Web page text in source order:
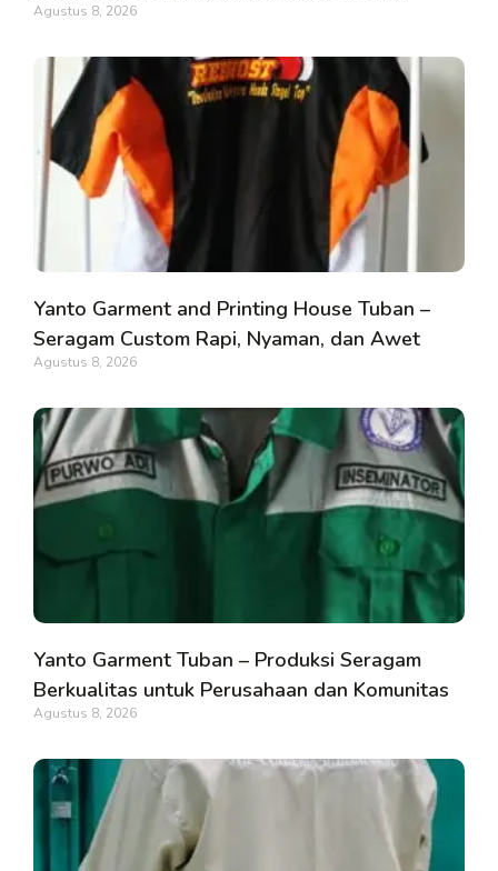
Agustus 8, 2026
Yanto Garment and Printing House Tuban –
Seragam Custom Rapi, Nyaman, dan Awet
Agustus 8, 2026
Yanto Garment Tuban – Produksi Seragam
Berkualitas untuk Perusahaan dan Komunitas
Agustus 8, 2026